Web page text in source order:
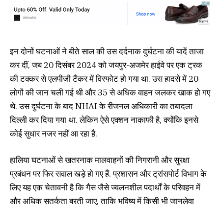
इन दोनों घटनाओं ने बीते साल की उस दर्दनाक दुर्घटना की यादें ताजा
कर दीं, जब 20 दिसंबर 2024 को जयपुर-अजमेर हाईवे पर एक ट्रक
की टक्कर से एलपीजी टैंकर में विस्फोट हो गया था. उस हादसे में 20
लोगों की जान चली गई थी और 35 से अधिक वाहन जलकर खाक हो गए
थे. उस दुर्घटना के बाद NHAI के रीजनल अधिकारी का तबादला
दिल्ली कर दिया गया था. लेकिन ऐसे एक्शन नाकाफी है, क्योंकि इनसे
कोई सुधार नजर नहीं आ रहा है.
हालिया घटनाओं से खतरनाक मालवाहनों की निगरानी और सुरक्षा
प्रबंधन पर फिर सवाल खड़े हो गए हैं. प्रशासन और ट्रांसपोर्ट विभाग के
लिए यह एक चेतावनी है कि गैस जैसे ज्वलनशील पदार्थों के परिवहन में
और अधिक सतर्कता बरती जाए, ताकि भविष्य में किसी भी जानलेवा